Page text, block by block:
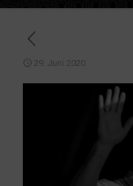
29. Juni 2020